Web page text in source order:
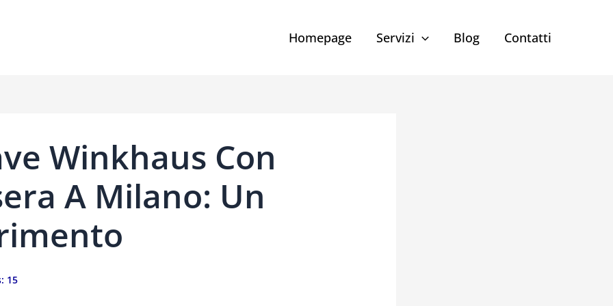
Homepage Servizi Blog Contatti
Winkhaus Con
A Milano: Un
15